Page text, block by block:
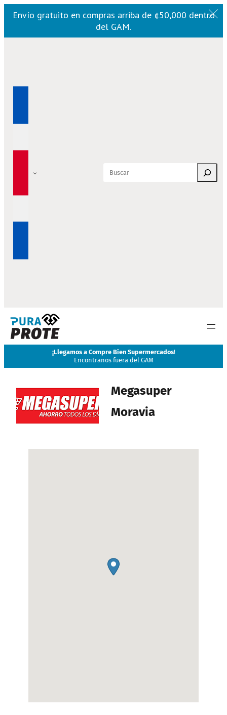
Envío gratuito en compras arriba de ¢50,000 dentro
del GAM.
Buscar
¡Llegamos a Compre Bien Supermercados!
Encontranos fuera del GAM
Megasuper
Moravia